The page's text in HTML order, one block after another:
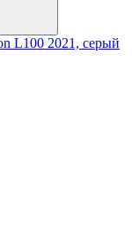
L100 2021, серый